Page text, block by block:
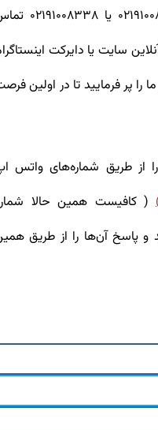
کنپارس می‌توانید با شماره‌های ۰۲۱۹۱۰۰۸۳۳۹ یا ۰۲۱۹۱۰۰۸۳۳۸ تماس
سایت یا دایرکت اینستاگرام
را پر فرمایید تا در اولین فرصت
از طریق شماره‌های واتس اپ
کافیست همین حالا شماره
پاسخ آن‌ها را از طریق همین